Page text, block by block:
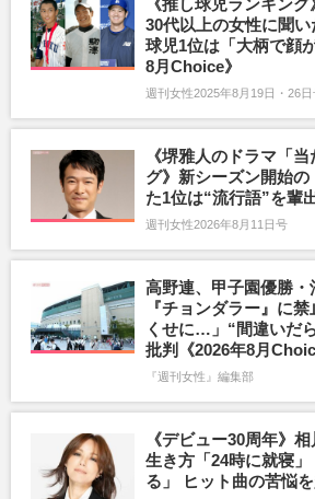
《推し球児ランキン
30代以上の女性に聞
球児1位は「大柄で顔
8月Choice》
週刊女性2025年8月19日・26日
《堺雅人のドラマ「
グ》新シーズン開始の
た1位は“流行語”を輩
週刊女性2026年8月11日号
高野連、甲子園優勝
『チョンダラー』に
くせに…」“間違いだ
批判《2026年8月
『週刊女性』編集部
《デビュー30周年》
生き方「24時に就寝
る」 ヒット曲の苦悩